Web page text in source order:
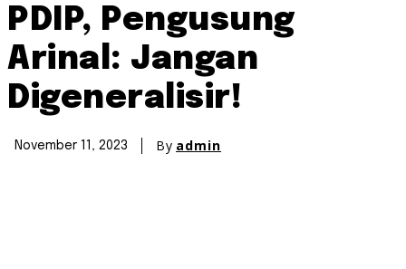
PDIP, Pengusung
Arinal: Jangan
Digeneralisir!
November 11, 2023 By admin